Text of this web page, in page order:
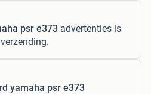
psr e373 advertenties is
yamaha psr e373